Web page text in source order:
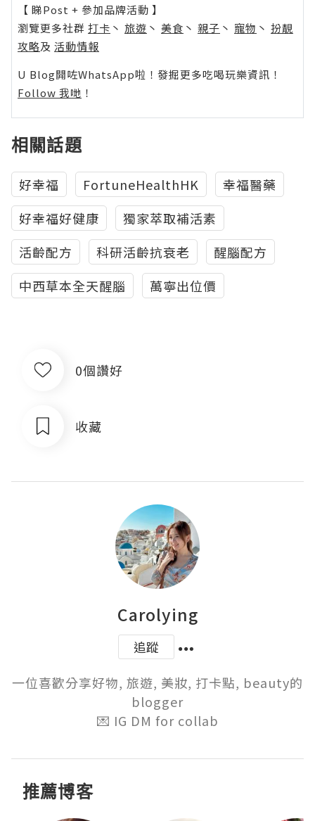
【 睇Post + 參加品牌活動 】
瀏覽更多社群 打卡 丶 旅遊 丶 美食 丶 親子 丶 寵物 丶 扮靚
攻略及 活動情報
U Blog開咗WhatsApp啦！發掘更多吃喝玩樂資訊！
Follow 我哋 ！
相關話題
好幸福 FortuneHealthHK
幸福醫藥
好幸福好健康
獨家萃取補活素
活齡配方
科研活齡抗衰老
醒腦配方
中西草本全天醒腦
萬寧出位價
0個讚好
收藏
Carolying
追蹤
一位喜歡分享好物, 旅遊, 美妝, 打卡點, beauty的
blogger
💌 IG DM for collab
推薦博客